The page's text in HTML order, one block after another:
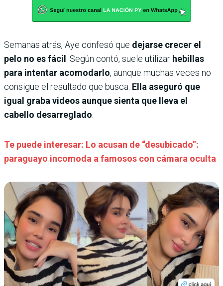
Semanas atrás, Aye confesó que dejarse crecer el
pelo no es fácil . Según contó, suele utilizar hebillas
para intentar acomodarlo, aunque muchas veces no
consigue el resultado que busca. Ella aseguró que
igual graba videos aunque sienta que lleva el
cabello desarreglado.
Te puede interesar: Lo acusan de “desubicado”:
paraguayo incomoda a famosos con cámara oculta